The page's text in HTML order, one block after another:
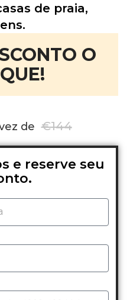
de praia,
O
de €144
e reserve seu